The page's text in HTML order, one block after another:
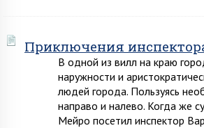
Приключения
В одной из вилл на краю
наружности и
людей города. Пользуясь
направо и налево. Когда же
Мейро посетил инспектор